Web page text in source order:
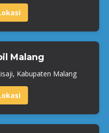
Malang
Kabupaten Malang